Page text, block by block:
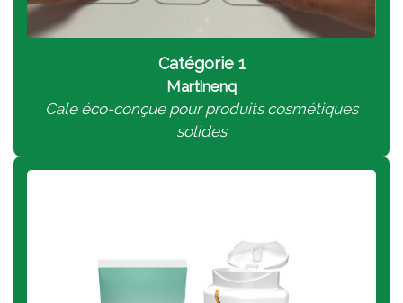
Catégorie 1
Martinenq
Cale éco-conçue pour produits cosmétiques
solides